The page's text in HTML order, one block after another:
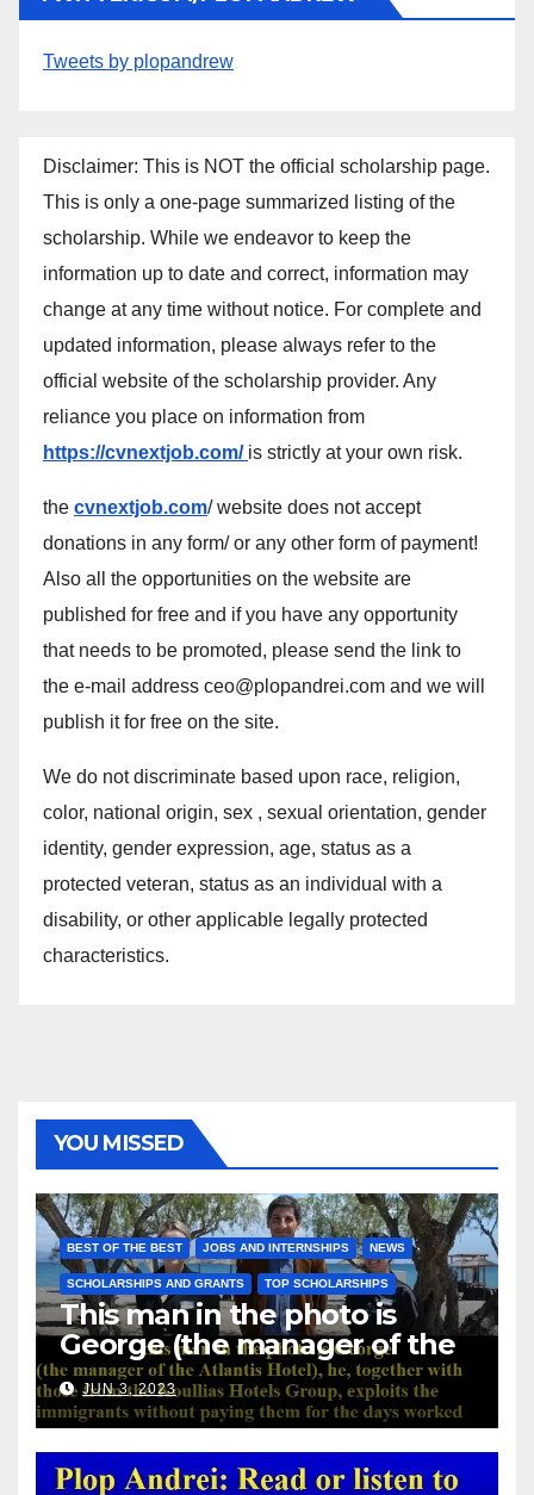
Tweets by plopandrew
Disclaimer: This is NOT the official scholarship page.
This is only a one-page summarized listing of the
scholarship. While we endeavor to keep the
information up to date and correct, information may
change at any time without notice. For complete and
updated information, please always refer to the
official website of the scholarship provider. Any
reliance you place on information from
https://cvnextjob.com/ is strictly at your own risk.
the cvnextjob.com/ website does not accept
donations in any form/ or any other form of payment!
Also all the opportunities on the website are
published for free and if you have any opportunity
that needs to be promoted, please send the link to
the e-mail address ceo@plopandrei.com and we will
publish it for free on the site.
We do not discriminate based upon race, religion,
color, national origin, sex , sexual orientation, gender
identity, gender expression, age, status as a
protected veteran, status as an individual with a
disability, or other applicable legally protected
characteristics.
YOU MISSED
BEST OF THE BEST JOBS AND INTERNSHIPS NEWS
SCHOLARSHIPS AND GRANTS TOP SCHOLARSHIPS
This man in the photo is
George (the manager of the
Atlantis Hotel), he, together
with those from the Koullias
Hotels Group, exploits the
immigrants without paying
JUN 3, 2023